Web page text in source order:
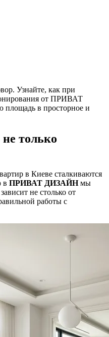
Узнайте, как при
от ПРИВАТ
в просторное и
только
в Киеве сталкиваются
в ПРИВАТ ДИЗАЙНмы
не столько от
работы с